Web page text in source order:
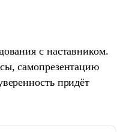
с наставником.
самопрезентацию
придёт